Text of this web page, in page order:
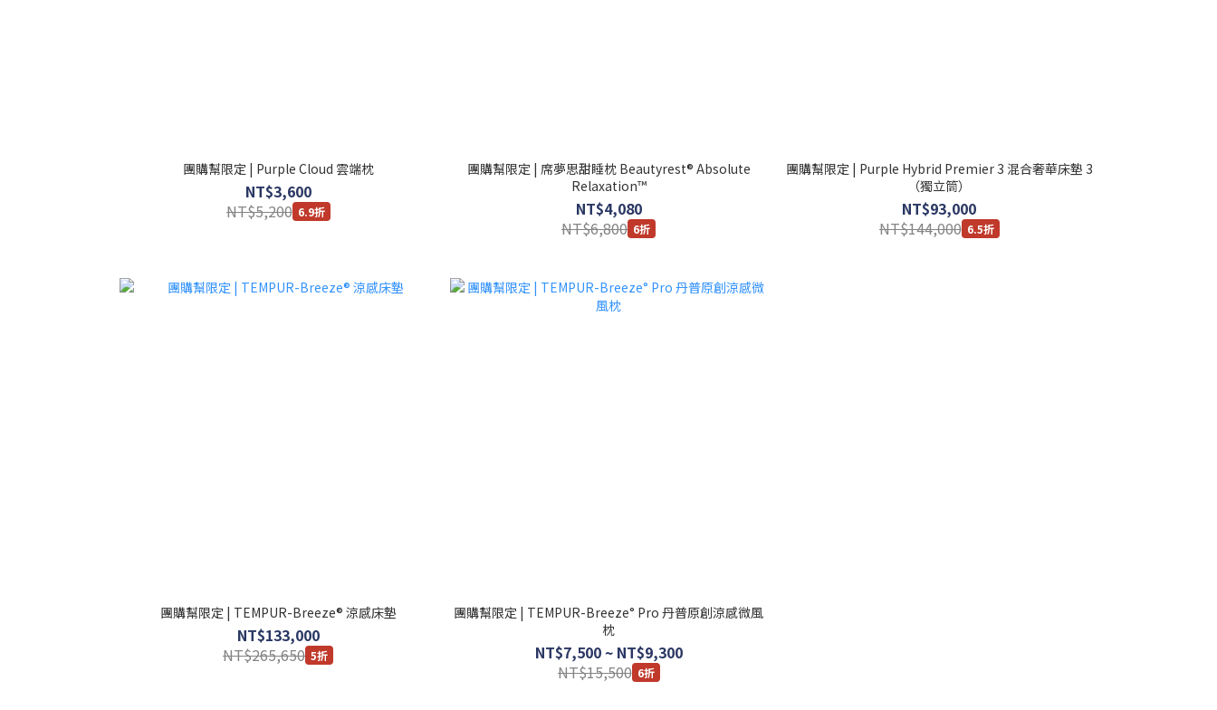
團購幫限定 | Purple Cloud 雲端枕
NT$3,600
NT$5,200 6.9折
團購幫限定 | 席夢思甜睡枕 Beautyrest® Absolute
Relaxation™
NT$4,080
NT$6,800 6折
團購幫限定 | Purple Hybrid Premier 3 混合奢華床墊 3
（獨立筒）
NT$93,000
NT$144,000 6.5折
團購幫限定 | TEMPUR-Breeze® 涼感床墊
NT$133,000
NT$265,650 5折
團購幫限定 | TEMPUR-Breeze° Pro 丹普原創涼感微風
枕
NT$7,500 ~ NT$9,300
NT$15,500 6折